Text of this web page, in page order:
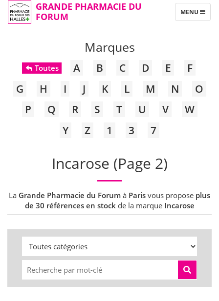
GRANDE PHARMACIE DU
FORUM
TOGGLE
NAVIGATION
MENU
Marques
Toutes A B C D E
F
G
H I J K L M N
O
P
Q R S T U V
W
Y
Z 1 3 7
Incarose (Page 2)
La Grande Pharmacie du Forum à Paris vous propose plus
de 30 références en stock de la marque Incarose